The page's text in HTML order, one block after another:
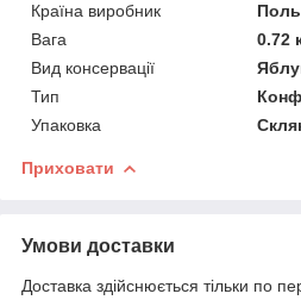
Країна виробник
Вага
0.72
Вид консервації
Тип
Упаковка
Приховати
Умови доставки
Доставка здійснюється тільки по